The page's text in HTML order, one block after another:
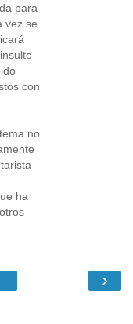
para
vez se
con
no
ha
›